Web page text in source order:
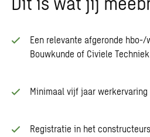
Een relevante afgeronde
Bouwkunde of Civiele Techniek
Minimaal vijf jaar
Registratie in het